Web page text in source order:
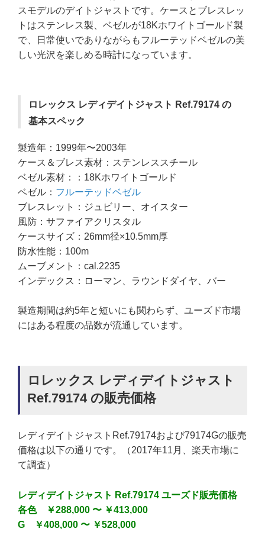
スモデルのデイトジャストです。ケースとブレスレッ
トはステンレス製、ベゼルが18Kホワイトゴールド製
で、日常使いでありながらもフルーテッドベゼルの美
しい光沢を楽しめる時計になっています。
ロレックス レディデイトジャスト Ref.79174 の
基本スペック
製造年：1999年〜2003年
ケース＆ブレス素材：ステンレススチール
ベゼル素材：：18Kホワイトゴールド
ベゼル： フルーテッドベゼル
ブレスレット：ジュビリー、オイスター
風防：サファイアクリスタル
ケースサイズ：26mm径×10.5mm厚
防水性能：100m
ムーブメント：cal.2235
インデックス：ローマン、ラウンドダイヤ、バー
製造期間は約5年と短いにも関わらず、ユーズド市場
にはある程度の品数が流通しています。
ロレックス レディデイトジャスト
Ref.79174 の販売価格
レディデイトジャストRef.79174および79174Gの販売
価格は以下の通りです。（2017年11月、楽天市場に
て調査）
レディデイトジャスト Ref.79174 ユーズド販売価格
各色 ￥288,000 〜 ￥413,000
G ￥408,000 〜 ￥528,000